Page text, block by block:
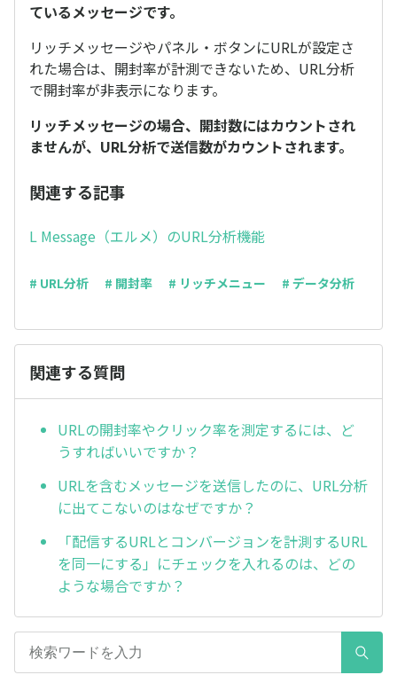
ているメッセージです。
リッチメッセージやパネル・ボタンにURLが設定さ
れた場合は、開封率が計測できないため、URL分析
で開封率が非表示になります。
リッチメッセージの場合、開封数にはカウントされ
ませんが、URL分析で送信数がカウントされます。
関連する記事
L Message（エルメ）のURL分析機能
# URL分析 # 開封率 # リッチメニュー # データ分析
関連する質問
URLの開封率やクリック率を測定するには、ど
うすればいいですか？
URLを含むメッセージを送信したのに、URL分析
に出てこないのはなぜですか？
「配信するURLとコンバージョンを計測するURL
を同一にする」にチェックを入れるのは、どの
ような場合ですか？